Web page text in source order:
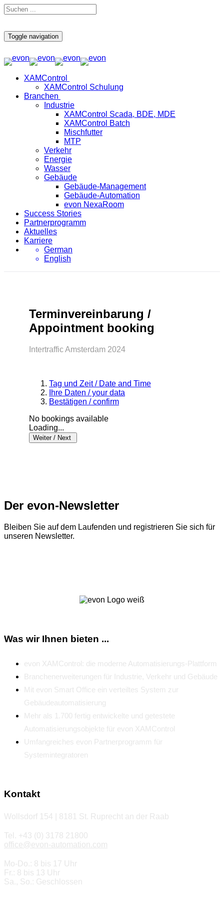
Toggle navigation
XAMControl
XAMControl Schulung
Branchen
Industrie
XAMControl Scada, BDE, MDE
XAMControl Batch
Mischfutter
MTP
Verkehr
Energie
Wasser
Gebäude
Gebäude-Management
Gebäude-Automation
evon NexaRoom
Success Stories
Partnerprogramm
Aktuelles
Karriere
German
English
Terminvereinbarung /
Appointment booking
Intertraffic Amsterdam 2024
Tag und Zeit / Date and Time
Ihre Daten / your data
Bestätigen / confirm
No bookings available
Loading...
Weiter / Next
Der evon-Newsletter
Bleiben Sie auf dem Laufenden und registrieren Sie sich für
unseren Newsletter.
Was wir Ihnen bieten ...
evon XAMControl: die moderne Automatisierungs-Plattform
Branchenerweiterungen für Industrie, Verkehr und Gebäude
Mit evon Smart Office ein verteiltes System zur
Gebäudeautomatisierung
Mehr als 1.700 fertig entwickelte und getestete
Automatisierungsobjekte für evon XAMControl
Umfangreiches evon Partnerprogramm für
Systemintegratoren
Kontakt
Wollsdorf 154 | 8181 St. Ruprecht an der Raab
Tel. +43 (0) 3178 21800
office@evon-automation.com
Mo-Do.: 8 bis 17 Uhr
Fr.: 8 bis 13 Uhr
Sa., So.: Geschlossen